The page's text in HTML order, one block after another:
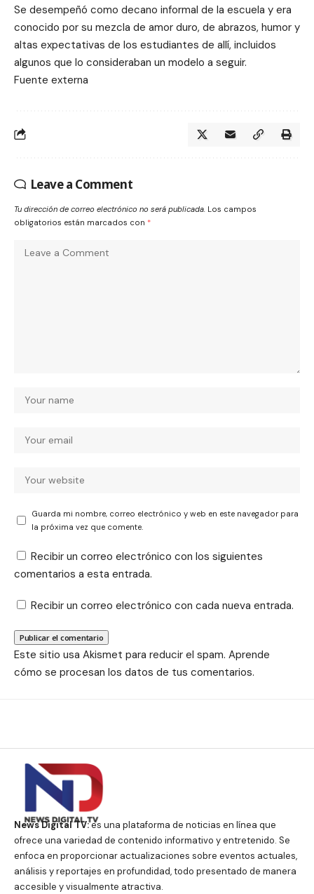
Se desempeñó como decano informal de la escuela y era
conocido por su mezcla de amor duro, de abrazos, humor y
altas expectativas de los estudiantes de allí, incluidos
algunos que lo consideraban un modelo a seguir.
Fuente externa
Leave a Comment
Tu dirección de correo electrónico no será publicada. Los campos
obligatorios están marcados con *
Guarda mi nombre, correo electrónico y web en este navegador para
la próxima vez que comente.
Recibir un correo electrónico con los siguientes
comentarios a esta entrada.
Recibir un correo electrónico con cada nueva entrada.
Este sitio usa Akismet para reducir el spam. Aprende
cómo se procesan los datos de tus comentarios.
News Digital TV:es una plataforma de noticias en línea que
ofrece una variedad de contenido informativo y entretenido. Se
enfoca en proporcionar actualizaciones sobre eventos actuales,
análisis y reportajes en profundidad, todo presentado de manera
accesible y visualmente atractiva.